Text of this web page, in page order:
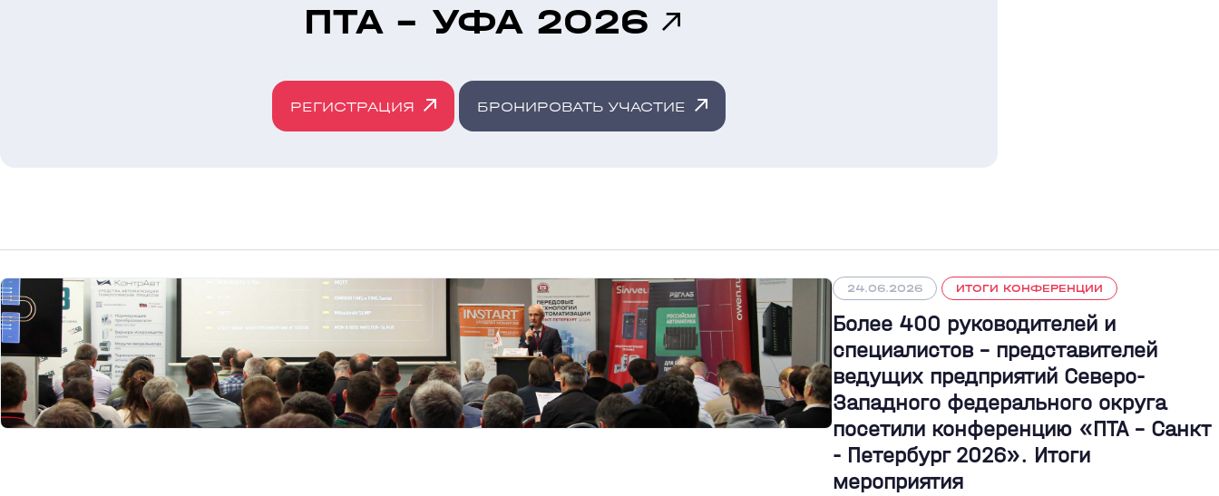
ПТА - УФА 2026
РЕГИСТРАЦИЯ БРОНИРОВАТЬ УЧАСТИЕ
24.06.2026 ИТОГИ КОНФЕРЕНЦИИ
Более 400 руководителей и
специалистов – представителей
ведущих предприятий Северо-
Западного федерального округа
посетили конференцию «ПТА – Санкт
- Петербург 2026». Итоги
мероприятия